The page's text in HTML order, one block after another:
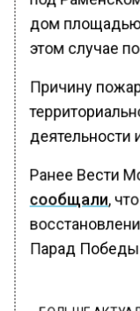
дом площадью
этом случае
Причину
деятельности
Ранее Вести
сообщали,
Парад